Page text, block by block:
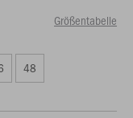
Größentabelle
48